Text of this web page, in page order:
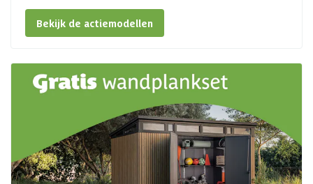
Bekijk de actiemodellen